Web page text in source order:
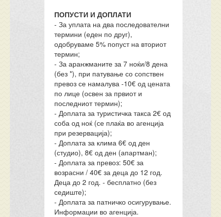
ПОПУСТИ И ДОПЛАТИ
- За уплата на два последователни
термини (еден по друг),
одобруваме 5% попуст на вториот
термин;
- За аранжманите за 7 ноќи/8 дена
(без *), при патување со сопствен
превоз се намалува -10€ од цената
по лице (освен за првиот и
последниот термин);
- Доплата за туристичка такса 2€ од
соба од ноќ (се плаќа во агенција
при резервација);
- Доплата за клима 6€ од ден
(студио), 8€ од ден (апартман);
- Доплата за превоз: 50€ за
возрасни / 40€ за деца до 12 год.
Деца до 2 год. - бесплатно (без
седиште);
- Доплата за патничко осигурување.
Информации во агенција.